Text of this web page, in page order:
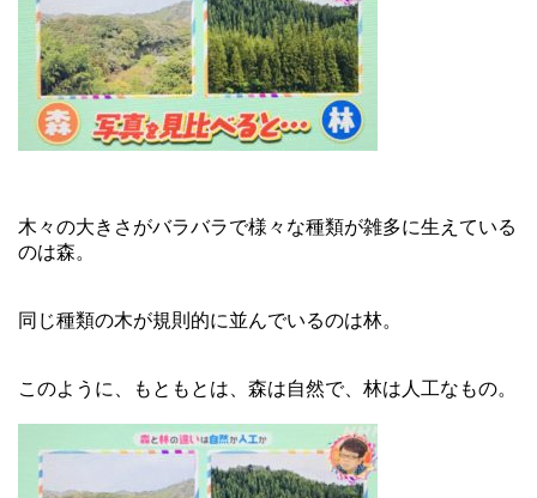
木々の大きさがバラバラで様々な種類が雑多に生えている
のは森。
同じ種類の木が規則的に並んでいるのは林。
このように、もともとは、森は自然で、林は人工なもの。